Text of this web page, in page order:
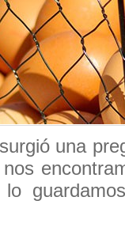
una
lo